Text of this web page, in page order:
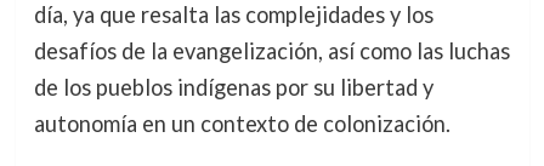
día, ya que resalta las complejidades y los
desafíos de la evangelización, así como las luchas
de los pueblos indígenas por su libertad y
autonomía en un contexto de colonización.